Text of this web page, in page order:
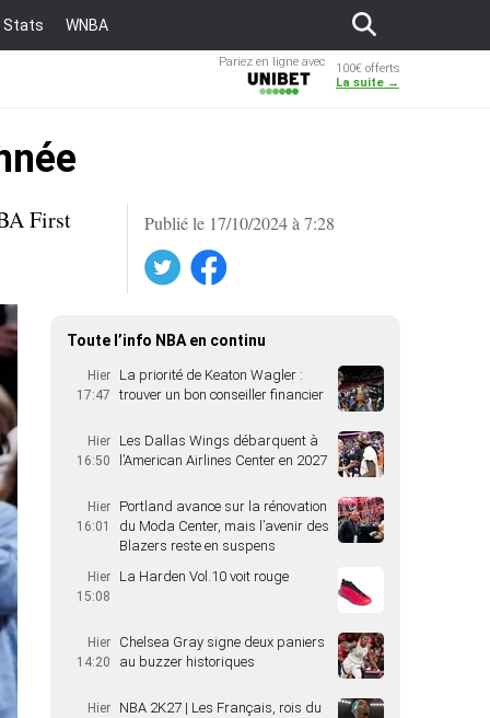
Stats WNBA
Pariez en ligne avec
100€ offerts
La suite →
Publié le 17/10/2024 à 7:28
Facebook
First
Toute l’info NBA en continu
Hier
17:47
La priorité de Keaton Wagler :
trouver un bon conseiller financier
Hier
16:50
Les Dallas Wings débarquent à
l’American Airlines Center en 2027
Hier
16:01
Portland avance sur la rénovation
du Moda Center, mais l’avenir des
Blazers reste en suspens
Hier
15:08
La Harden Vol.10 voit rouge
Hier
14:20
Chelsea Gray signe deux paniers
au buzzer historiques
Hier
NBA 2K27 | Les Français, rois du